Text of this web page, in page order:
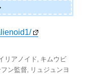
リアノイド, キムウビ
ン監督, リュジュンヨ